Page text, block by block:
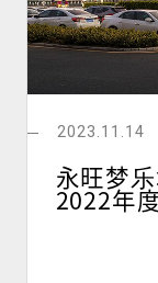
2023.11.14
永旺梦
2022年